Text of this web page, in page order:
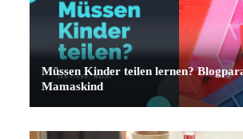
Müssen Kinder teilen lernen?
Mamaskind